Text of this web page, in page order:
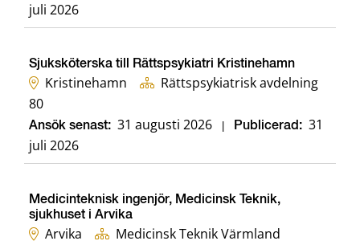
juli 2026
Sjuksköterska till Rättspsykiatri Kristinehamn
Kristinehamn
Rättspsykiatrisk avdelning
80
Ansök senast: 31 augusti 2026 Publicerad: 31
juli 2026
Medicinteknisk ingenjör, Medicinsk Teknik,
sjukhuset i Arvika
Arvika Medicinsk Teknik Värmland